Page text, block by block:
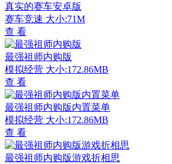
真实的赛车安卓版
赛车竞速 大小:71M
查 看
最强祖师内购版
模拟经营 大小:172.86MB
查 看
最强祖师内购版内置菜单
模拟经营 大小:172.86MB
查 看
最强祖师内购版游戏折相思